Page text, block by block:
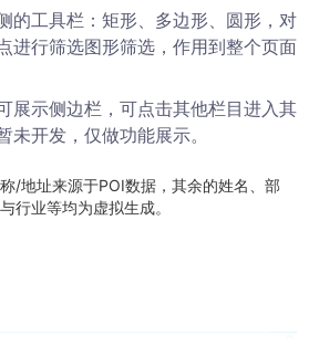
的工具栏：矩形、多边形、圆形，对
进行筛选图形筛选，作用到整个页面
展示侧边栏，可点击其他栏目进入其
未开发，仅做功能展示。
/地址来源于POI数据，其余的姓名、部
行业等均为虚拟生成。